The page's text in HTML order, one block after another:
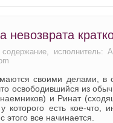
невозврата
своими делами, в
освободившийся из
и Ринат
которого есть кое-что,
этого все начинается.